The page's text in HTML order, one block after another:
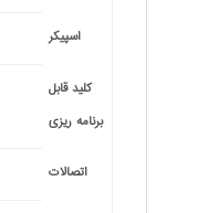
اسپیکر
کلید قابل
برنامه ریزی
اتصالات